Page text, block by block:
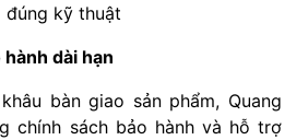
đúng kỹ thuật
dài hạn
bàn giao sản phẩm, Quang
chính sách bảo hành và hỗ trợ